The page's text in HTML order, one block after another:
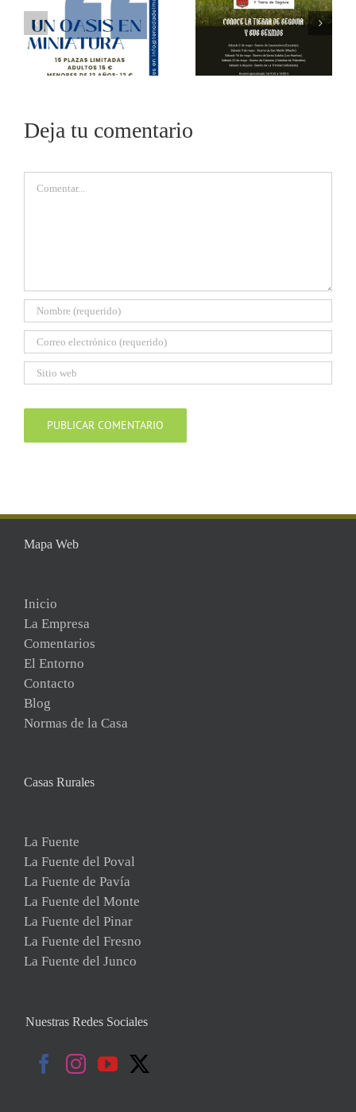
Deja tu comentario
Comentar
Mapa Web
Inicio
La Empresa
Comentarios
El Entorno
Contacto
Blog
Normas de la Casa
Casas Rurales
La Fuente
La Fuente del Poval
La Fuente de Pavía
La Fuente del Monte
La Fuente del Pinar
La Fuente del Fresno
La Fuente del Junco
Nuestras Redes Sociales